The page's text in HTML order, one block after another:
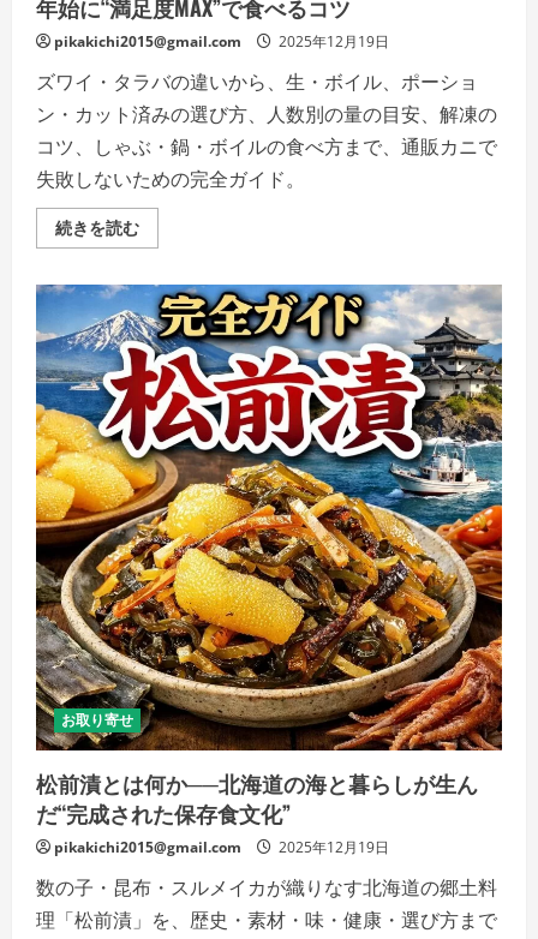
的
に
敗
し
な
い
の
詳
細
ご
覧
く
さ
い
年始に“満足度MAX”で食べるコツ
pikakichi2015@gmail.com 2025年12月19日
ズワイ・タラバの違いから、生・ボイル、ポーショ
ン・カット済みの選び方、人数別の量の目安、解凍の
コツ、しゃぶ・鍋・ボイルの食べ方まで、通販カニで
失敗しないための完全ガイド。
続きを読む失
敗
い
「カ
ニ」
完
全
ガ
イ
ド：
ズ
ワ
イ・
タ
ラ
バ・
ポ
ー
シ
ョ
ン・
カ
ッ
ト
済
み
の
選
び
方
年
末
年
始
に“満
度
MAX”で
食
べ
お取り寄せ
松前漬とは何か──北海道の海と暮らしが生ん
だ“完成された保存食文化”
pikakichi2015@gmail.com 2025年12月19日
数の子・昆布・スルメイカが織りなす北海道の郷土料
理「松前漬」を、歴史・素材・味・健康・選び方まで